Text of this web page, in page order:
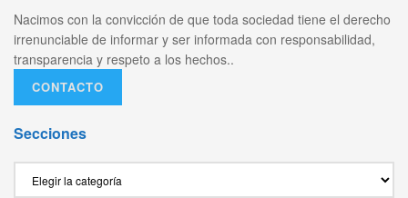
Nacimos con la convicción de que toda sociedad tiene el derecho
irrenunciable de informar y ser informada con responsabilidad,
transparencia y respeto a los hechos..
CONTACTO
Secciones